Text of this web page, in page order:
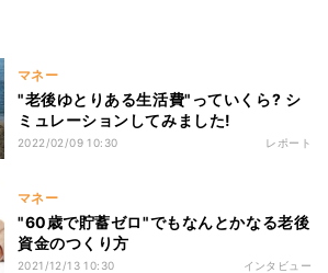
マネー
"老後ゆとりある生活費"っていくら? シ
ミュレーションしてみました!
2022/02/09 10:30 レポート
マネー
"60歳で貯蓄ゼロ"でもなんとかなる老後
資金のつくり方
2021/12/13 10:30 インタビュー